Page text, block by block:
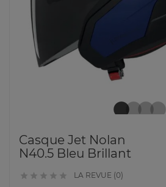
Casque Jet Nolan
N40.5 Bleu Brillant
     LA REVUE (0)